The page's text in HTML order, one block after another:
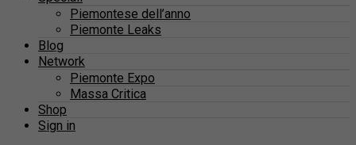
Piemontese dell’anno
Piemonte Leaks
Blog
Network
Piemonte Expo
Massa Critica
Shop
Sign in